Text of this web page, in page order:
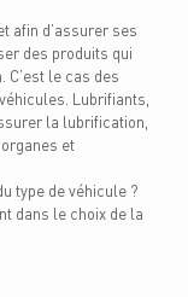
afin d’assurer ses
des produits qui
C’est le cas des
Lubrifiants,
la lubrification,
et
type de véhicule ?
dans le choix de la